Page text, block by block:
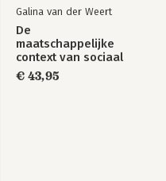
Galina van der Weert
De
maatschappelijke
context van sociaal
werk
€ 43,95